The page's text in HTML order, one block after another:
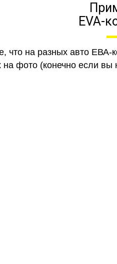
EVA-
что на разных авто
фото (конечно если вы